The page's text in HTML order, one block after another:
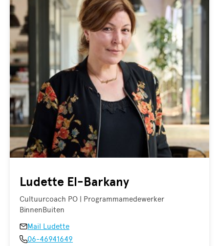
Ludette El-Barkany
Cultuurcoach PO | Programmamedewerker
BinnenBuiten
Mail Ludette
06-46941649